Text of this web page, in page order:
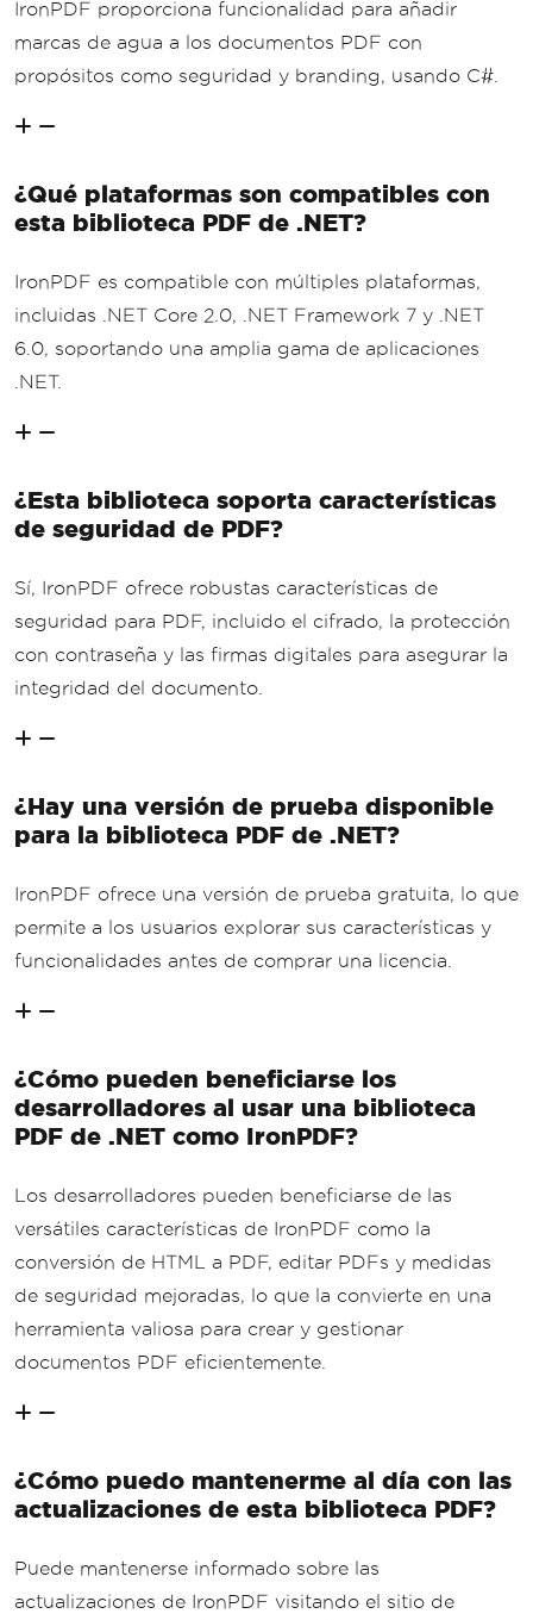
IronPDF proporciona funcionalidad para añadir
marcas de agua a los documentos PDF con
propósitos como seguridad y branding, usando C#.
¿Qué plataformas son compatibles con
esta biblioteca PDF de .NET?
IronPDF es compatible con múltiples plataformas,
incluidas .NET Core 2.0, .NET Framework 7 y .NET
6.0, soportando una amplia gama de aplicaciones
.NET.
¿Esta biblioteca soporta características
de seguridad de PDF?
Sí, IronPDF ofrece robustas características de
seguridad para PDF, incluido el cifrado, la protección
con contraseña y las firmas digitales para asegurar la
integridad del documento.
¿Hay una versión de prueba disponible
para la biblioteca PDF de .NET?
IronPDF ofrece una versión de prueba gratuita, lo que
permite a los usuarios explorar sus características y
funcionalidades antes de comprar una licencia.
¿Cómo pueden beneficiarse los
desarrolladores al usar una biblioteca
PDF de .NET como IronPDF?
Los desarrolladores pueden beneficiarse de las
versátiles características de IronPDF como la
conversión de HTML a PDF, editar PDFs y medidas
de seguridad mejoradas, lo que la convierte en una
herramienta valiosa para crear y gestionar
documentos PDF eficientemente.
¿Cómo puedo mantenerme al día con las
actualizaciones de esta biblioteca PDF?
Puede mantenerse informado sobre las
actualizaciones de IronPDF visitando el sitio de